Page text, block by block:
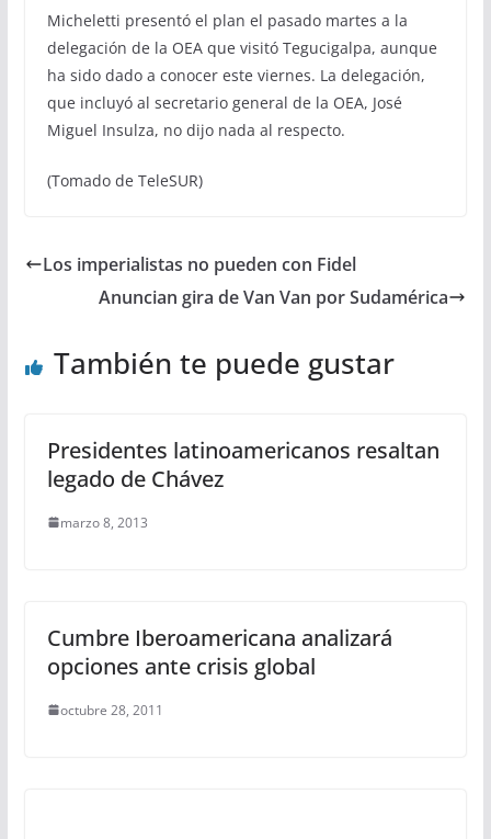
Micheletti presentó el plan el pasado martes a la
delegación de la OEA que visitó Tegucigalpa, aunque
ha sido dado a conocer este viernes. La delegación,
que incluyó al secretario general de la OEA, José
Miguel Insulza, no dijo nada al respecto.
(Tomado de TeleSUR)
Los imperialistas no pueden con Fidel
Anuncian gira de Van Van por Sudamérica
También te puede gustar
Presidentes latinoamericanos resaltan
legado de Chávez
marzo 8, 2013
Cumbre Iberoamericana analizará
opciones ante crisis global
octubre 28, 2011